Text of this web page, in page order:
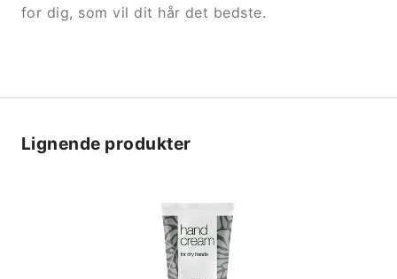
for dig, som vil dit hår det bedste.
Lignende produkter